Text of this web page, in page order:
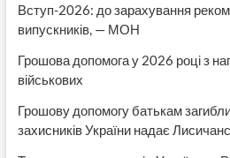
Вступ-2026: до зарахування
випускників, — МОН
Грошова допомога у 2026 році з
військових
Грошову допомогу батькам
захисників України надає